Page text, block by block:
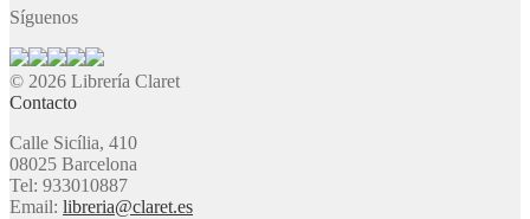
Síguenos
© 2026 Librería Claret
Contacto
Calle Sicília, 410
08025 Barcelona
Tel: 933010887
Email: libreria@claret.es